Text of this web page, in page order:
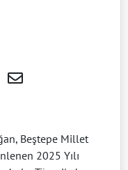
Beştepe Millet
2025 Yılı